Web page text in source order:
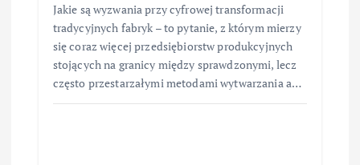
Jakie są wyzwania przy cyfrowej transformacji
tradycyjnych fabryk – to pytanie, z którym mierzy
się coraz więcej przedsiębiorstw produkcyjnych
stojących na granicy między sprawdzonymi, lecz
często przestarzałymi metodami wytwarzania a…